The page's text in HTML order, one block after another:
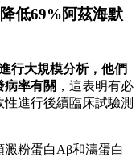
低69%阿茲海默
行大規模分析，他們
病率有關 ，這表明有必
進行後續臨床試驗測
粉蛋白Aβ和濤蛋白